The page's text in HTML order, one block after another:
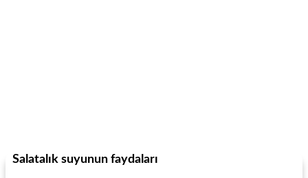
Salatalık suyunun faydaları